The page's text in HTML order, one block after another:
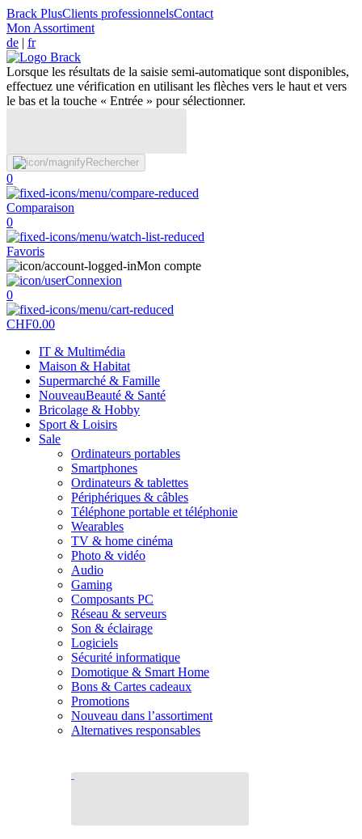
Brack PlusClients professionnelsContact
Mon Assortiment
de | fr
Lorsque les résultats de la saisie semi-automatique sont disponibles,
effectuez une vérification en utilisant les flèches vers le haut et vers
le bas et la touche « Entrée » pour sélectionner.
Rechercher
0
Comparaison
0
Favoris
Mon compte
Connexion
0
CHF0.00
IT & Multimédia
Maison & Habitat
Supermarché & Famille
NouveauBeauté & Santé
Bricolage & Hobby
Sport & Loisirs
Sale
Ordinateurs portables
Smartphones
Ordinateurs & tablettes
Périphériques & câbles
Téléphone portable et téléphonie
Wearables
TV & home cinéma
Photo & vidéo
Audio
Gaming
Composants PC
Réseau & serveurs
Son & éclairage
Logiciels
Sécurité informatique
Domotique & Smart Home
Bons & Cartes cadeaux
Promotions
Nouveau dans l’assortiment
Alternatives responsables